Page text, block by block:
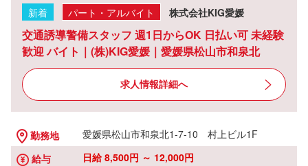
新着 パート・アルバイト 株式会社KIG愛媛
交通誘導警備スタッフ 週1日からOK 日払い可 未経験
歓迎 バイト｜(株)KIG愛媛｜愛媛県松山市和泉北
求人情報詳細へ
勤務地
愛媛県松山市和泉北1-7-10 村上ビル1F
給与
日給 8,500円 ～ 12,000円